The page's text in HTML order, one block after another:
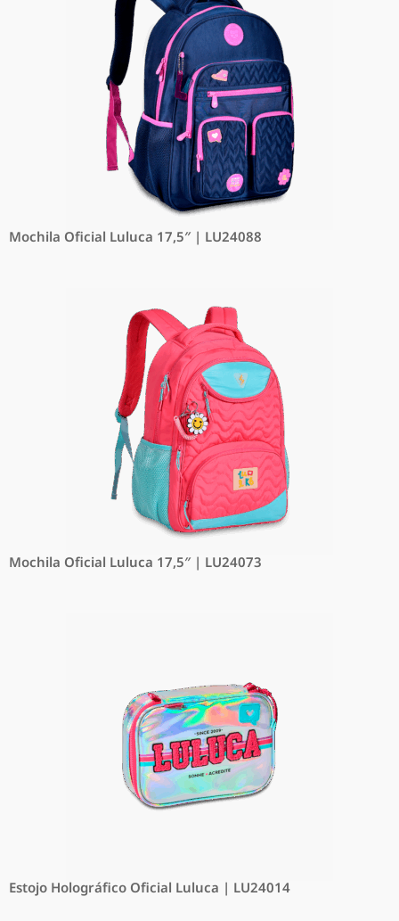
Mochila Oficial Luluca 17,5″ | LU24088
Mochila Oficial Luluca 17,5″ | LU24073
Estojo Holográfico Oficial Luluca | LU24014